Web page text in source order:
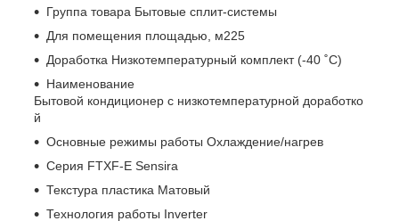
Группа товара Бытовые сплит-системы
Для помещения площадью, м225
Доработка Низкотемпературный комплект (-40 ˚С)
Наименование
Бытовой кондиционер с низкотемпературной доработко
й
Основные режимы работы Охлаждение/нагрев
Серия FTXF-E Sensira
Текстура пластика Матовый
Технология работы Inverter